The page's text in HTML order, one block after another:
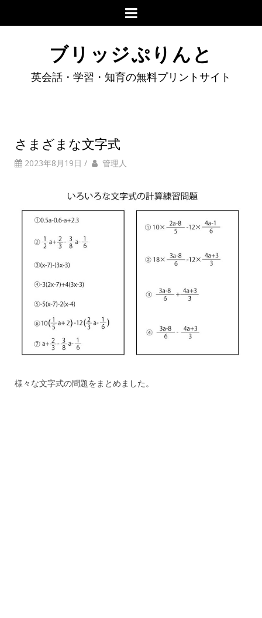
ブリッジぷりんと
英会話・学習・知育の無料プリントサイト
さまざまな文字式
2023年8月19日 / 管理人
様々な文字式の問題をまとめました。